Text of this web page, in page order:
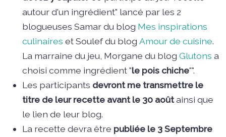
autour d'un ingrédient" lancé par les 2
blogueuses Samar du blog Mes inspirations
culinaires et Soulef du blog Amour de cuisine.
La marraine du jeu, Morgane du blog Glutons a
choisi comme ingrédient "le pois chiche"".
Les participants devront me transmettre le
titre de leur recette avant le 30 aoûtainsi que
le lien de leur blog.
La recette devra être publiée le 3 Septembre